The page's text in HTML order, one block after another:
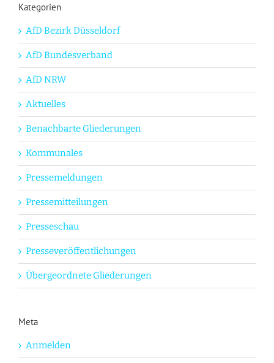
Kategorien
AfD Bezirk Düsseldorf
AfD Bundesverband
AfD NRW
Aktuelles
Benachbarte Gliederungen
Kommunales
Pressemeldungen
Pressemitteilungen
Presseschau
Presseveröffentlichungen
Übergeordnete Gliederungen
Meta
Anmelden